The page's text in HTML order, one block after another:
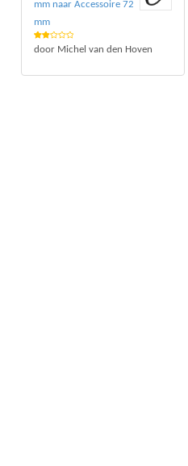
mm naar Accessoire 72
mm
Waar
door Michel van den Hoven